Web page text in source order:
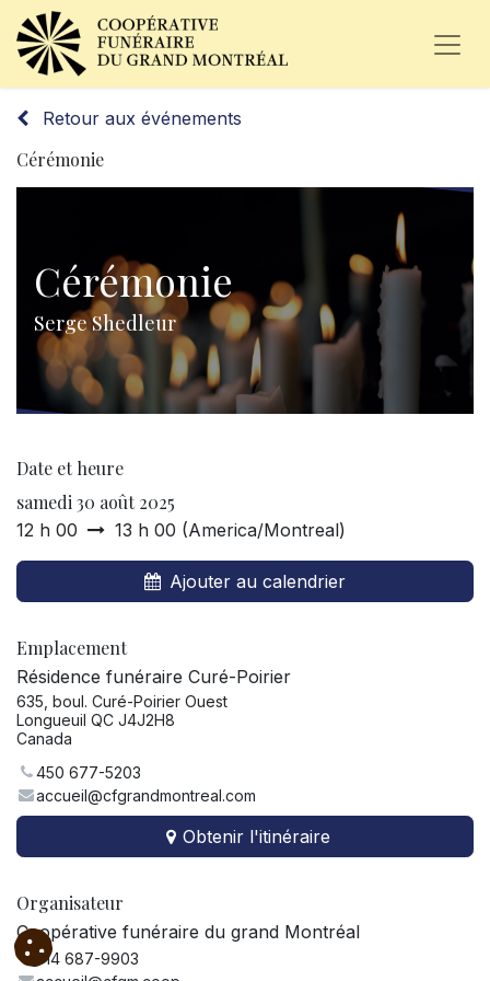
Retour aux événements
Cérémonie
Cérémonie
Serge Shedleur
Date et heure
samedi 30 août 2025
12 h 00 13 h 00 (America/Montreal)
Ajouter au calendrier
Emplacement
Résidence funéraire Curé-Poirier
635, boul. Curé-Poirier Ouest
Longueuil QC J4J2H8
Canada
450 677-5203
accueil@cfgrandmontreal.com
Obtenir l'itinéraire
Organisateur
Coopérative funéraire du grand Montréal
514 687-9903